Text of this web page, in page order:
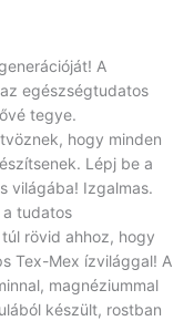
A
egészségtudatos
tegye.
hogy minden
Lépj be a
világába! Izgalmas.
a tudatos
rövid ahhoz, hogy
Tex-Mex ízvilággal! A
magnéziummal
készült, rostban